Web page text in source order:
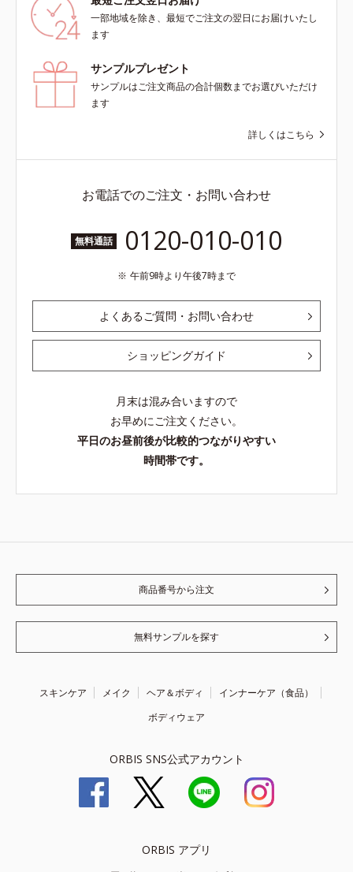
一部地域を除き、最短でご注文の翌日にお届けいたし
ます
サンプルプレゼント
サンプルはご注文商品の合計個数までお選びいただけ
ます
詳しくはこちら
お電話でのご注文・お問い合わせ
無料通話 0120-010-010
午前9時より午後7時まで
よくあるご質問・お問い合わせ
ショッピングガイド
月末は混み合いますので
お早めにご注文ください。
平日のお昼前後が比較的つながりやすい
時間帯です。
商品番号から注文
無料サンプルを探す
スキンケア メイク ヘア＆ボディ
インナーケア（食品）
ボディウェア
ORBIS SNS公式アカウント
ORBIS アプリ